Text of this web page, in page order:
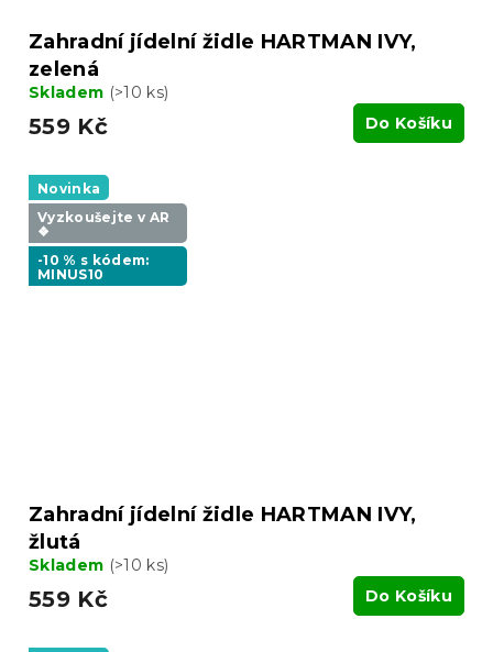
Zahradní jídelní židle HARTMAN IVY,
zelená
Skladem (>10 ks)
559 Kč Do Košíku
Novinka
Vyzkoušejte v AR
❖
-10 % s kódem:
MINUS10
Zahradní jídelní židle HARTMAN IVY,
žlutá
Skladem (>10 ks)
559 Kč Do Košíku